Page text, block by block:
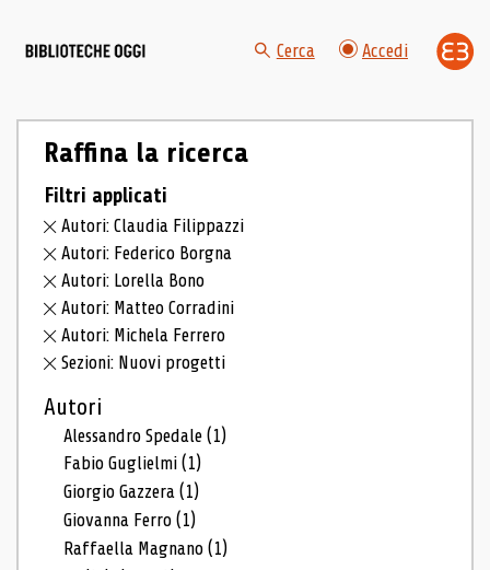
Cerca Accedi
Raffina la ricerca
Filtri applicati
Autori: Claudia Filippazzi
Autori: Federico Borgna
Autori: Lorella Bono
Autori: Matteo Corradini
Autori: Michela Ferrero
Sezioni: Nuovi progetti
Autori
Alessandro Spedale(1)
Fabio Guglielmi(1)
Giorgio Gazzera(1)
Giovanna Ferro(1)
Raffaella Magnano(1)